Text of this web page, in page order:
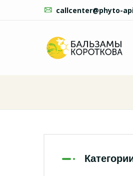
callcenter@phyto-